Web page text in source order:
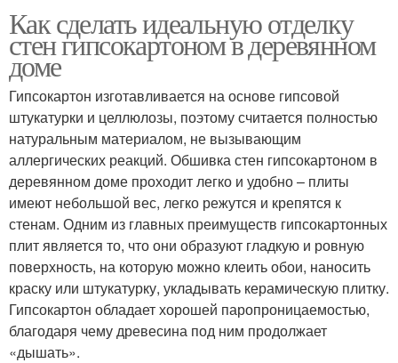
Как сделать идеальную отделку
стен гипсокартоном в деревянном
доме
Гипсокартон изготавливается на основе гипсовой
штукатурки и целлюлозы, поэтому считается полностью
натуральным материалом, не вызывающим
аллергических реакций. Обшивка стен гипсокартоном в
деревянном доме проходит легко и удобно – плиты
имеют небольшой вес, легко режутся и крепятся к
стенам. Одним из главных преимуществ гипсокартонных
плит является то, что они образуют гладкую и ровную
поверхность, на которую можно клеить обои, наносить
краску или штукатурку, укладывать керамическую плитку.
Гипсокартон обладает хорошей паропроницаемостью,
благодаря чему древесина под ним продолжает
«дышать».